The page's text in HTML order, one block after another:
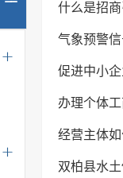
什么是招
气象预警
促进中小
办理个体
经营主体
双柏县水